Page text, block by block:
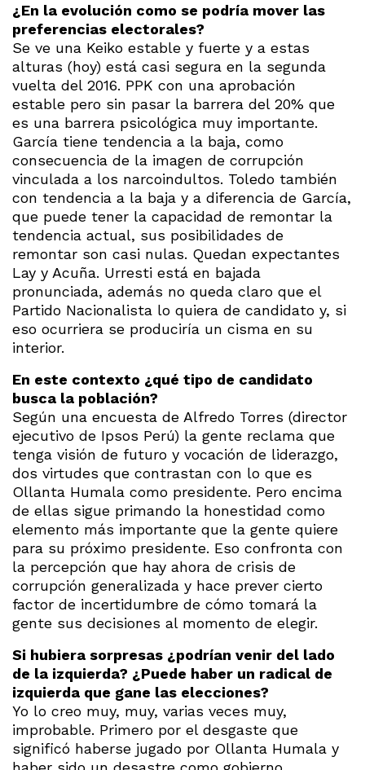
¿En la evolución como se podría mover las
preferencias electorales?
Se ve una Keiko estable y fuerte y a estas
alturas (hoy) está casi segura en la segunda
vuelta del 2016. PPK con una aprobación
estable pero sin pasar la barrera del 20% que
es una barrera psicológica muy importante.
García tiene tendencia a la baja, como
consecuencia de la imagen de corrupción
vinculada a los narcoindultos. Toledo también
con tendencia a la baja y a diferencia de García,
que puede tener la capacidad de remontar la
tendencia actual, sus posibilidades de
remontar son casi nulas. Quedan expectantes
Lay y Acuña. Urresti está en bajada
pronunciada, además no queda claro que el
Partido Nacionalista lo quiera de candidato y, si
eso ocurriera se produciría un cisma en su
interior.
En este contexto ¿qué tipo de candidato
busca la población?
Según una encuesta de Alfredo Torres (director
ejecutivo de Ipsos Perú) la gente reclama que
tenga visión de futuro y vocación de liderazgo,
dos virtudes que contrastan con lo que es
Ollanta Humala como presidente. Pero encima
de ellas sigue primando la honestidad como
elemento más importante que la gente quiere
para su próximo presidente. Eso confronta con
la percepción que hay ahora de crisis de
corrupción generalizada y hace prever cierto
factor de incertidumbre de cómo tomará la
gente sus decisiones al momento de elegir.
Si hubiera sorpresas ¿podrían venir del lado
de la izquierda? ¿Puede haber un radical de
izquierda que gane las elecciones?
Yo lo creo muy, muy, varias veces muy,
improbable. Primero por el desgaste que
significó haberse jugado por Ollanta Humala y